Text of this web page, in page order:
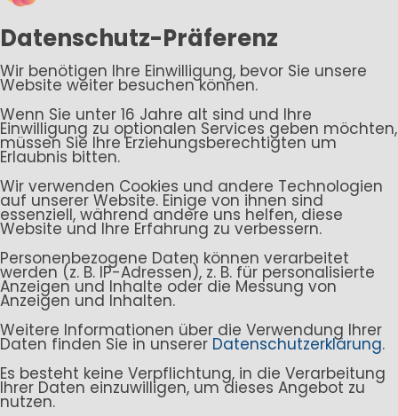
Datenschutz-Präferenz
Wir benötigen Ihre Einwilligung, bevor Sie unsere
Website weiter besuchen können.
Wenn Sie unter 16 Jahre alt sind und Ihre
Einwilligung zu optionalen Services geben möchten,
müssen Sie Ihre Erziehungsberechtigten um
Erlaubnis bitten.
Wir verwenden Cookies und andere Technologien
auf unserer Website. Einige von ihnen sind
essenziell, während andere uns helfen, diese
Website und Ihre Erfahrung zu verbessern.
Personenbezogene Daten können verarbeitet
werden (z. B. IP-Adressen), z. B. für personalisierte
Anzeigen und Inhalte oder die Messung von
Anzeigen und Inhalten.
Weitere Informationen über die Verwendung Ihrer
Daten finden Sie in unserer Datenschutzerklärung.
Es besteht keine Verpflichtung, in die Verarbeitung
Ihrer Daten einzuwilligen, um dieses Angebot zu
nutzen.